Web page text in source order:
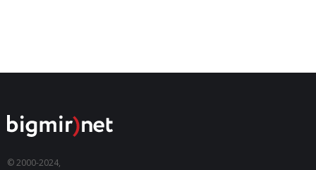
© 2000-2024,